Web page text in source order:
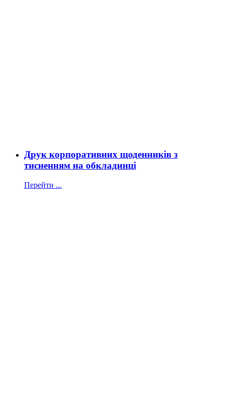
Друк корпоративних щоденників з
тисненням на обкладинці
Перейти ...